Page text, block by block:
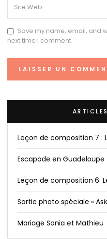
Save my name, email, and
next time I comment.
Leçon de composition 7 :
Escapade en Guadeloupe
Leçon de composition 6:
Sortie photo spéciale «
Mariage Sonia et Mathieu